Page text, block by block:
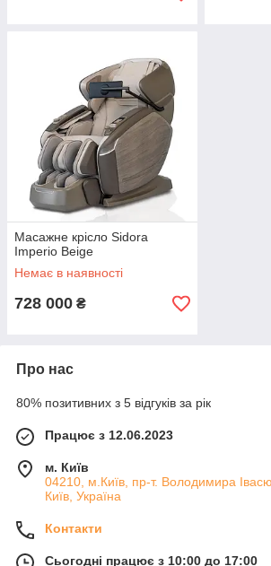
Масажне крісло Sidora
Imperio Beige
Немає в наявності
728 000 ₴
Про нас
80% позитивних з 5 відгуків за рік
Працює з 12.06.2023
м. Київ
04210, м.Київ, пр-т. Володимира
Київ, Україна
Контакти
Сьогодні працює з 10:00 до 17:00